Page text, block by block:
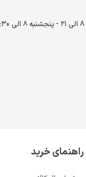
راهنمای خرید